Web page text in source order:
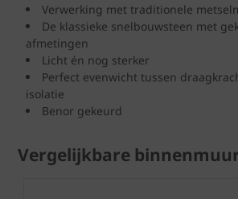
Verwerking met traditionele
De klassieke snelbouwsteen met
afmetingen
Licht én nog sterker
Perfect evenwicht tussen
isolatie
Benor gekeurd
Vergelijkbare